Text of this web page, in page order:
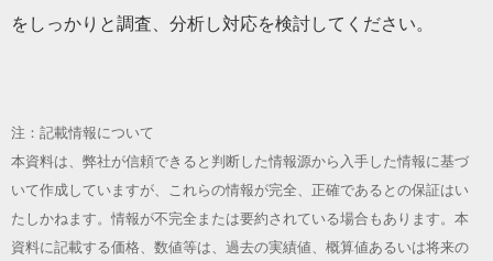
をしっかりと調査、分析し対応を検討してください。
注：記載情報について
本資料は、弊社が信頼できると判断した情報源から入手した情報に基づ
いて作成していますが、これらの情報が完全、正確であるとの保証はい
たしかねます。情報が不完全または要約されている場合もあります。本
資料に記載する価格、数値等は、過去の実績値、概算値あるいは将来の